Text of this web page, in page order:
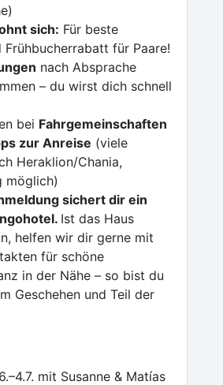
sich: Für beste
Frühbucherrabatt für Paare!
nach Absprache
– du wirst dich schnell
bei Fahrgemeinschaften
zur Anreise (viele
Heraklion/Chania,
möglich)
sichert dir ein
Ist das Haus
helfen wir dir gerne mit
für schöne
in der Nähe – so bist du
Geschehen und Teil der
mit Susanne & Matías